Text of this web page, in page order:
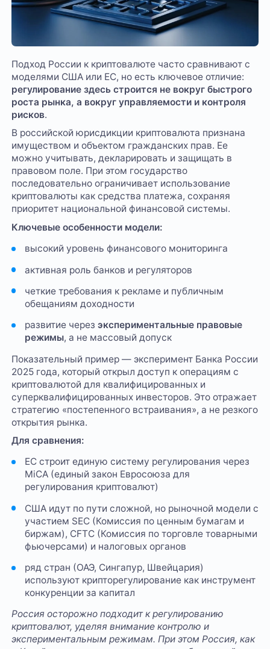
Подход России к криптовалюте часто сравнивают с
моделями США или ЕС, но есть ключевое отличие:
регулирование здесь строится не вокруг быстрого
роста рынка, а вокруг управляемости и контроля
рисков.
В российской юрисдикции криптовалюта признана
имуществом и объектом гражданских прав. Ее
можно учитывать, декларировать и защищать в
правовом поле. При этом государство
последовательно ограничивает использование
криптовалюты как средства платежа, сохраняя
приоритет национальной финансовой системы.
Ключевые особенности модели:
высокий уровень финансового мониторинга
активная роль банков и регуляторов
четкие требования к рекламе и публичным
обещаниям доходности
развитие через экспериментальные правовые
режимы, а не массовый допуск
Показательный пример — эксперимент Банка России
2025 года, который открыл доступ к операциям с
криптовалютой для квалифицированных и
суперквалифицированных инвесторов. Это отражает
стратегию «постепенного встраивания», а не резкого
открытия рынка.
Для сравнения:
ЕС строит единую систему регулирования через
MiCA (единый закон Евросоюза для
регулирования криптовалют)
США идут по пути сложной, но рыночной модели с
участием SEC (Комиссия по ценным бумагам и
биржам), CFTC (Комиссия по торговле товарными
фьючерсами) и налоговых органов
ряд стран (ОАЭ, Сингапур, Швейцария)
используют крипторегулирование как инструмент
конкуренции за капитал
Россия осторожно подходит к регулированию
криптовалют, уделяя внимание контролю и
экспериментальным режимам. При этом Россия, как